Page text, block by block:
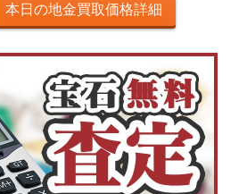
本日の地金買取価格詳細